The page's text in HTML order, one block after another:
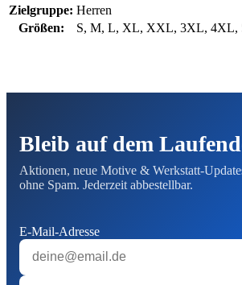
Zielgruppe: Herren
Größen:
S, M, L, XL, XXL, 3XL, 4XL,
Bleib auf dem
Aktionen, neue Motive & Werkstatt-
ohne Spam. Jederzeit abbestellbar.
E-Mail-Adresse